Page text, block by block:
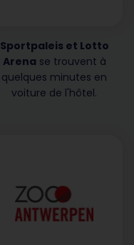
Sportpaleis et Lotto
Arena se trouvent à
quelques minutes en
voiture de l'hôtel.